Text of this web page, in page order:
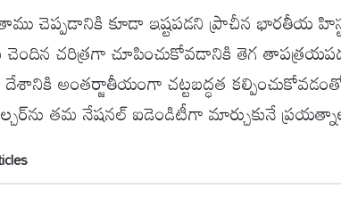
తాము చెప్పడానికి కూడా ఇష్టపడని ప్రాచీన భారతీయ
చెందిన చరిత్రగా చూపించుకోవడానికి తెగ
అంతర్జాతీయంగా చట్టబద్ధత
తమ నేషనల్ ఐడెండిటీగా మార్చుకునే